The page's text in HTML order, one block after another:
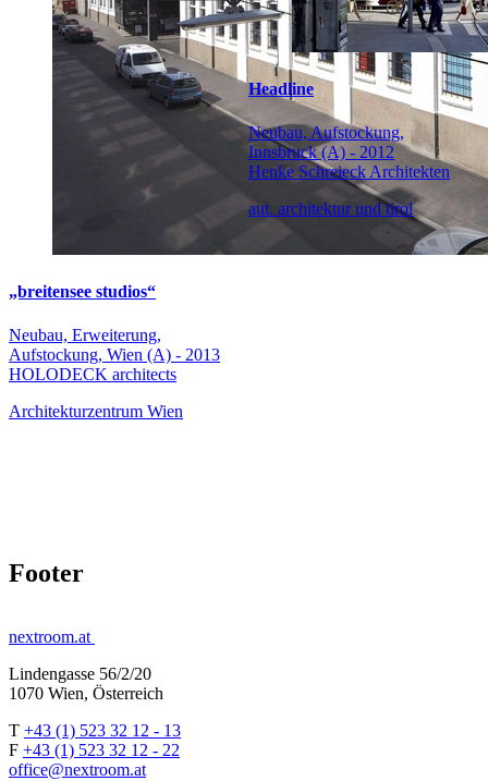
„breitensee studios“
Neubau, Erweiterung,
Aufstockung, Wien (A) - 2013
HOLODECK architects
Architekturzentrum Wien
Headline
Neubau, Aufstockung,
Innsbruck (A) - 2012
Henke Schreieck Architekten
aut. architektur und tirol
Footer
nextroom.at
Lindengasse 56/2/20
1070 Wien, Österreich
T +43 (1) 523 32 12 - 13
F +43 (1) 523 32 12 - 22
office@nextroom.at